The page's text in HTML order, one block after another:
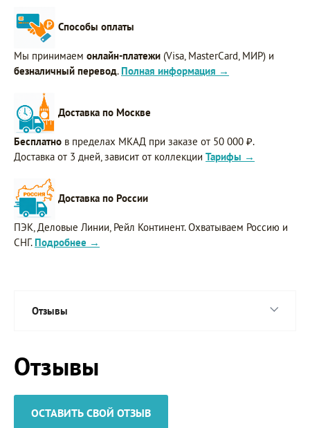
Способы оплаты
Мы принимаем онлайн-платежи (Visa, MasterCard, МИР) и
безналичный перевод. Полная информация →
Доставка по Москве
Бесплатно в пределах МКАД при заказе от 50 000 ₽.
Доставка от 3 дней, зависит от коллекции Тарифы →
Доставка по России
ПЭК, Деловые Линии, Рейл Континент. Охватываем Россию и
СНГ. Подробнее →
Отзывы
Отзывы
ОСТАВИТЬ СВОЙ ОТЗЫВ